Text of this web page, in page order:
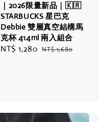
｜2026限量新品｜🇰🇷
STARBUCKS 星巴克
Debbie 雙層真空結構馬
克杯 414ml 兩入組合
Sale
NT$ 1,280 Regular
NT$ 1,680